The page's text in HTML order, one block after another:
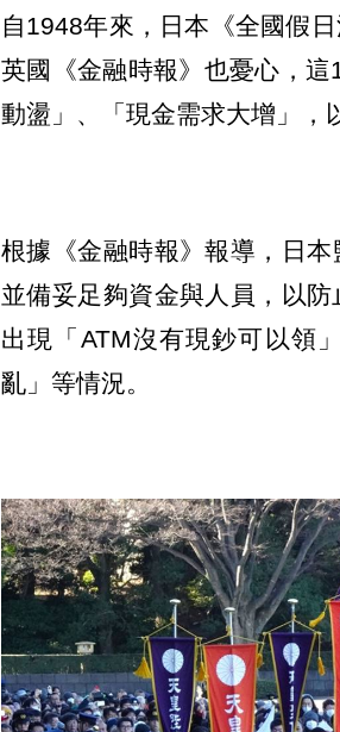
自1948年來，日本《全國假
英國《金融時報》也憂心，
動盪」、「現金需求大增」，
根據《金融時報》報導，日
並備妥足夠資金與人員，以
出現「ATM沒有現鈔可以領
亂」等情況。